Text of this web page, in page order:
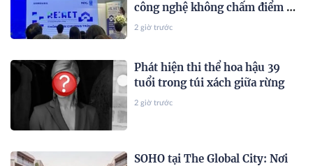
công nghệ không chấm điểm AI,
mà chấm khả năng giải quyết
2 giờ trước
Phát hiện thi thể hoa hậu 39
tuổi trong túi xách giữa rừng
2 giờ trước
SOHO tại The Global City: Nơi